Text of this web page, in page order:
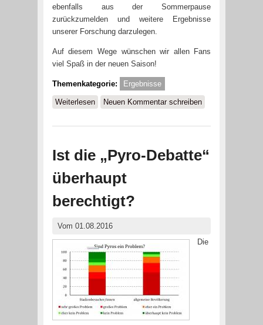
ebenfalls aus der Sommerpause
zurückzumelden und weitere Ergebnisse
unserer Forschung darzulegen.
Auf diesem Wege wünschen wir allen Fans
viel Spaß in der neuen Saison!
Themenkategorie: Ergebnisse
Weiterlesenüber Zurück aus der Sommerpause
Neuen Kommentar schreiben
Ist die „Pyro-Debatte“
überhaupt
berechtigt?
Vom 01.08.2016
Die